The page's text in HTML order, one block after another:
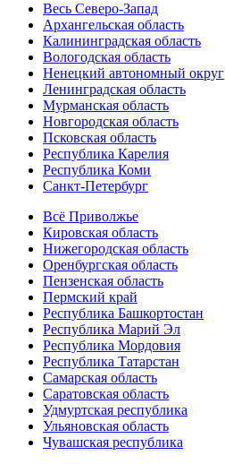
Весь Северо-Запад
Архангельская область
Калининградская область
Вологодская область
Ненецкий автономный округ
Ленинградская область
Мурманская область
Новгородская область
Псковская область
Республика Карелия
Республика Коми
Санкт-Петербург
Всё Приволжье
Кировская область
Нижегородская область
Оренбургская область
Пензенская область
Пермский край
Республика Башкортостан
Республика Марий Эл
Республика Мордовия
Республика Татарстан
Самарская область
Саратовская область
Удмуртская республика
Ульяновская область
Чувашская республика